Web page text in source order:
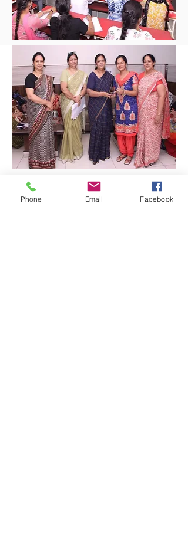
Phone Email Facebook